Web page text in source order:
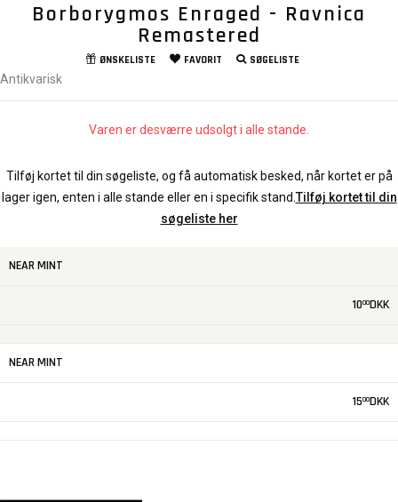
Borborygmos Enraged - Ravnica
Remastered
ØNSKELISTE FAVORIT SØGELISTE
Antikvarisk
Varen er desværre udsolgt i alle stande.
Tilføj kortet til din søgeliste, og få automatisk besked, når kortet er på
lager igen, enten i alle stande eller en i specifik stand. Tilføj kortet til din
søgeliste her
NEAR MINT
1000DKK
NEAR MINT
1500DKK